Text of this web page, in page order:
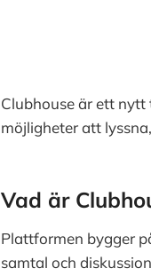
Clubhouse är ett
möjligheter att
Vad är
Plattformen bygger
samtal och